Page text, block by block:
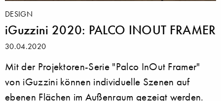
DESIGN
iGuzzini 2020: PALCO INOUT FRAMER
30.04.2020
Mit der Projektoren-Serie "Palco InOut Framer"
von iGuzzini können individuelle Szenen auf
ebenen Flächen im Außenraum gezeigt werden.